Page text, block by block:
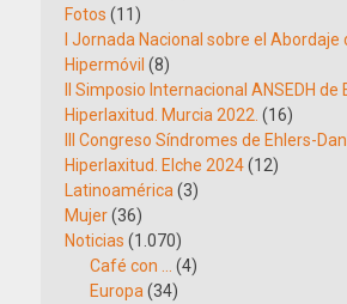
Fotos (11)
I Jornada Nacional sobre el Abordaje
Hipermóvil (8)
II Simposio Internacional ANSEDH de
Hiperlaxitud. Murcia 2022. (16)
III Congreso Síndromes de Ehlers-
Hiperlaxitud. Elche 2024(12)
Latinoamérica (3)
Mujer(36)
Noticias (1.070)
Café con …
(4)
Europa (34)